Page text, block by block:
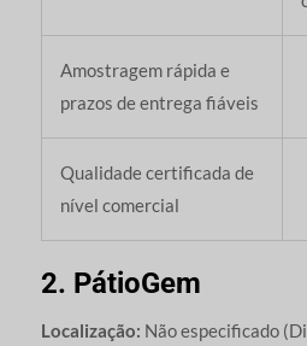
Amostragem rápida e
prazos de entrega fiáveis
Qualidade certificada de
nível comercial
2. PátioGem
Localização: Não especificado